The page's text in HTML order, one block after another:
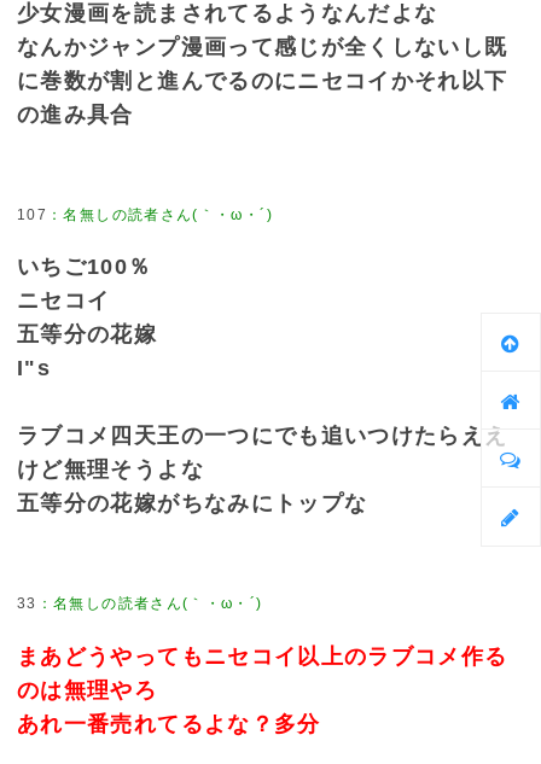
少女漫画を読まされてるようなんだよな
なんかジャンプ漫画って感じが全くしないし既
に巻数が割と進んでるのにニセコイかそれ以下
の進み具合
107 ：名無しの読者さん(｀・ω・´)
いちご100％
ニセコイ
五等分の花嫁
I"s
ラブコメ四天王の一つにでも追いつけたらええ
けど無理そうよな
五等分の花嫁がちなみにトップな
33 ：名無しの読者さん(｀・ω・´)
まあどうやってもニセコイ以上のラブコメ作る
のは無理やろ
あれ一番売れてるよな？多分